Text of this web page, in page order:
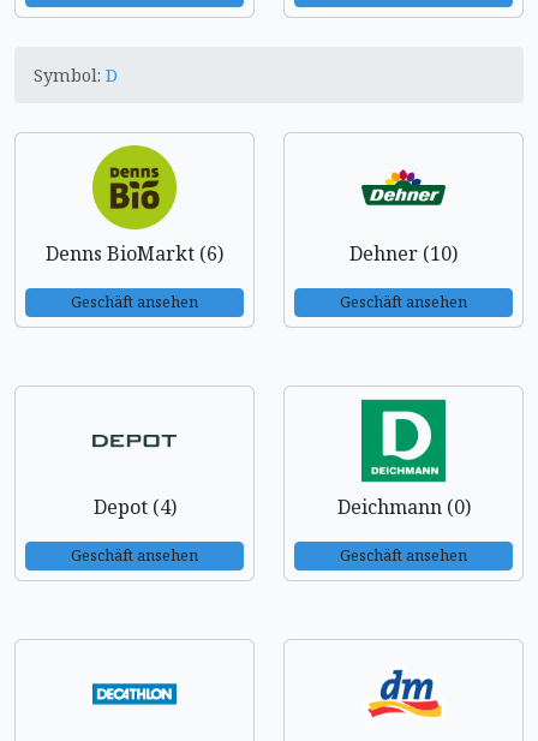
Symbol: D
Denns BioMarkt (6)
Geschäft ansehen
Dehner (10)
Geschäft ansehen
Depot (4)
Geschäft ansehen
Deichmann (0)
Geschäft ansehen